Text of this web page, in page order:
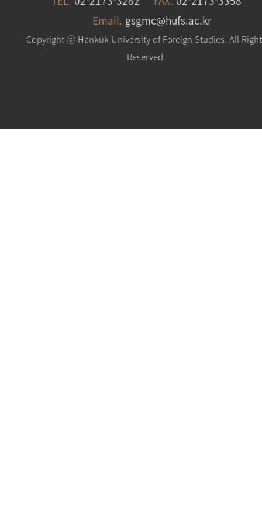
Email. gsgmc@hufs.ac.kr
Copyright ⓒ Hankuk University of Foreign Studies. All
Reserved.